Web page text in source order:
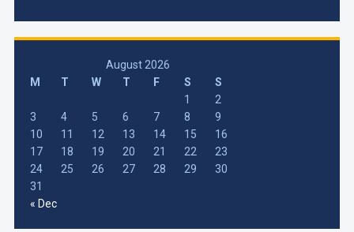
August 2026
M
T W T F S
S
1
2
3
4 5 6 7 8
9
10
11 12 13 14 15
16
17
18 19 20 21 22
23
24
25 26 27 28 29
30
31
« Dec